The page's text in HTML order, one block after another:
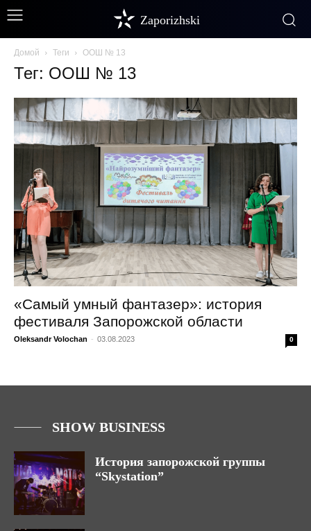
Zaporizhski
Домой Теги ООШ № 13
Тег: ООШ № 13
«Самый умный фантазер»: история
фестиваля Запорожской области
Oleksandr Volochan - 03.08.2023 0
SHOW BUSINESS
История запорожской группы
“Skystation”